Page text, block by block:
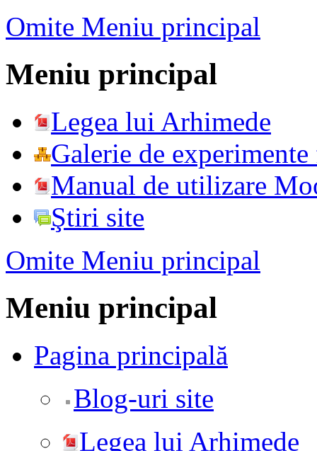
Omite Meniu principal
Meniu principal
Legea lui Arhimede
Galerie de
Manual de utilizare
Ştiri site
Omite Meniu principal
Meniu principal
Pagina principală
Blog-uri site
Legea lui Arhimede